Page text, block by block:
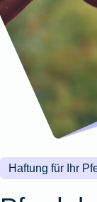
Zur
Haftung für Ihr